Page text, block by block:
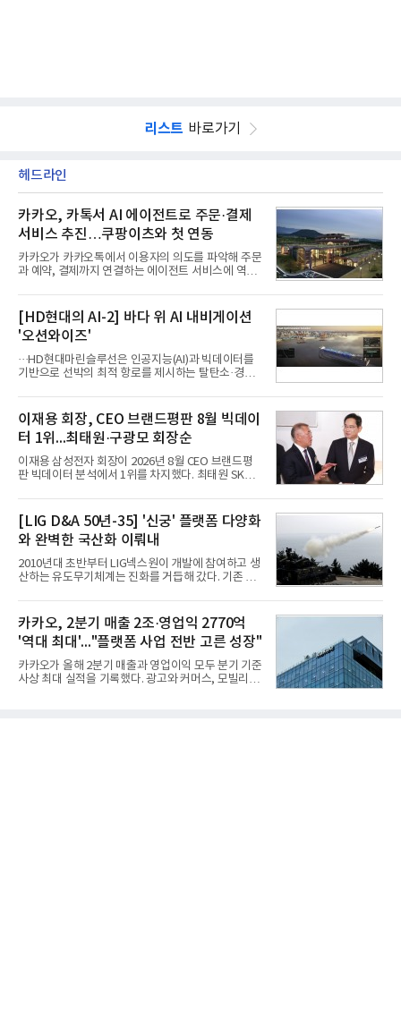
리스트 바로가기
헤드라인
카카오, 카톡서 AI 에이전트로 주문·결제
서비스 추진…쿠팡이츠와 첫 연동
카카오가 카카오톡에서 이용자의 의도를 파악해 주문
과 예약, 결제까지 연결하는 에이전트 서비스에 역량
행 등으로 적용 범위를 넓혀 AI를 새로운 톡비즈 성장
축으로 만들겠다는 구상이다.정신아 카카오 대표는 6
일 열린 2분기 실적 발표 컨퍼런스콜에서 "AI는 톡비
즈 성장 재점화의 핵심이자 주요 매출원으로 자리 잡
을 것"이라며 이같은 AI 사업 전략을 공개했다. 카카
오는 이날 함께 발표한 2분기 연결 매출이 전년 동기
대비 9% 증가한 2조985억원, 영업이익은 36% 늘어
17% 증가하
[HD현대의 AI-2] 바다 위 AI 내비게이션
'오션와이즈'
···HD현대마린슬루선은 인공지능(AI)과 빅데이터를
기반으로 선박의 최적 항로를 제시하는 탈탄소·경제
장비 설치 없이 일고리즘 만으로 선박의 탄소 배출량
을 모니터링 및 예측하며, 연료 소비를 최소화하는 운
항 가이드라인을 제공한다.오션와이즈의 핵심 기능은
CI(탄소집약도지수) 실시간 관리 예측, 시 기반 최적
항로 추천, 선단 관리 등이다. HD현대오일뱅크와의
실증에서는 총 13개 구간, 10만6000km 항해를 통해
평균 5.3%의 연료 질감 효과를 입증했다. 이는 연간 1
의 핵심
이재용 회장, CEO 브랜드평판 8월 빅데이
터 1위...최태원·구광모 회장순
이재용 삼성전자 회장이 2026년 8월 CEO 브랜드평
판 빅데이터 분석에서 1위를 차지했다. 최태원 SK그
국기업평판연구소(소장 구창환)는 빅데이터뉴스와
함께 60명의 CEO 브랜드를 대상으로 2026년 7월 6
일부터 8월 6일까지 수집된 소비자 빅데이터
7,395,735건을 분석한 결과, 삼성 이재용 회장이 브
랜드평판지수 1,984,715를 기록하며 8월 1위에 올랐
다고 밝혔다. 분석에 활용된 빅데이터는 지난 7월
(14,233,797건) 대비 48.04% 감소한 수치다.8월
김승연, 이재현, 강호동, 김범수, 양종
[LIG D&A 50년-35] '신궁' 플랫폼 다양화
와 완벽한 국산화 이뤄내
2010년대 초반부터 LIG넥스원이 개발에 참여하고 생
산하는 유도무기체계는 진화를 거듭해 갔다. 기존 무
용도가 떨어지는 재래식 무기를 새롭게 활용하는 방
안이 강구됐다. 또 핵심 구성품 국산화를 통해 수출상
의 제약을 해소하고자 노력했다. 이러한 LIG넥스원의
신기술 개발 성과가 집약된 무기체계가 바로 휴대용
지대공 유도무기 ‘신궁’이다.신궁은 이미 2009년 수
출을 위한 개량형 멀티런처 개발을 완료함으로써 기
능 다양화와 계열화 가능성을 선보인 바 있었다. 이번
카카오, 2분기 매출 2조·영업익 2770억
'역대 최대'..."플랫폼 사업 전반 고른 성장"
카카오가 올해 2분기 매출과 영업이익 모두 분기 기준
사상 최대 실적을 기록했다. 광고와 커머스, 모빌리